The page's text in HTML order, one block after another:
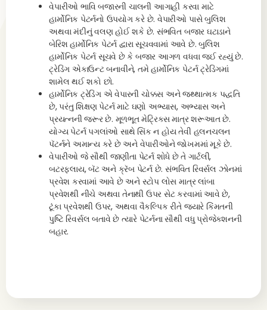
વેપારીઓ ભાવિ બજારની ચાલની આગાહી કરવા માટે
હાર્મોનિક પેટર્નનો ઉપયોગ કરે છે. વેપારીઓ પાસે બુલિશ
અથવા મંદીનું વલણ હોઈ શકે છે. સંભવિત બજાર ઘટાડાને
બેરિશ હાર્મોનિક પેટર્ન દ્વારા સૂચવવામાં આવે છે. બુલિશ
હાર્મોનિક પેટર્ન સૂચવે છે કે બજાર આગળ વધવા જઈ રહ્યું છે.
ટ્રેડિંગ એકાઉન્ટ બનાવીને, તમે હાર્મોનિક પેટર્ન ટ્રેડિંગમાં
શામેલ થઈ શકો છો.
હાર્મોનિક ટ્રેડિંગ એ વેપારની ચોક્કસ અને જથ્થાત્મક પદ્ધતિ
છે, પરંતુ શિક્ષણ પેટર્ન માટે ઘણો અભ્યાસ, અભ્યાસ અને
પ્રયત્નની જરૂર છે. મૂળભૂત મેટ્રિક્સ માત્ર શરૂઆત છે.
યોગ્ય પેટર્ન પગલાંઓ સાથે સિંક ન હોય તેવી હલનચલન
પૅટર્નને અમાન્ય કરે છે અને વેપારીઓને જોખમમાં મૂકે છે.
વેપારીઓ જે સૌથી જાણીતા પેટર્ન શોધે છે તે ગાર્ટલી,
બટરફ્લાય, બૅટ અને ક્રૅબ પેટર્ન છે. સંભવિત રિવર્સલ ઝોનમાં
પ્રવેશ કરવામાં આવે છે અને સ્ટોપ લોસ માત્ર લાંબા
પ્રવેશથી નીચે અથવા તેનાથી ઉપર સેટ કરવામાં આવે છે,
ટૂંકા પ્રવેશથી ઉપર, અથવા વૈકલ્પિક રીતે જ્યારે કિંમતની
પુષ્ટિ રિવર્સલ બતાવે છે ત્યારે પેટર્નના સૌથી વધુ પ્રોજેક્શનની
બહાર.